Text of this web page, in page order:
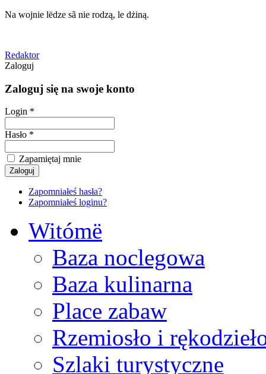
Na wojnie lëdze sã nie rodzą, le dżiną.
Redaktor
Zaloguj
Zaloguj się na swoje konto
Login *
Hasło *
Zapamiętaj mnie
Zapomniałeś hasła?
Zapomniałeś loginu?
Witómë
Baza noclegowa
Baza kulinarna
Place zabaw
Rzemiosło i
Szlaki turystyczne